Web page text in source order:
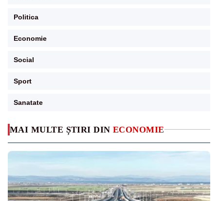
MAI MULTE ȘTIRI DIN ECONOMIE
Politica
Economie
Social
Sport
Sanatate